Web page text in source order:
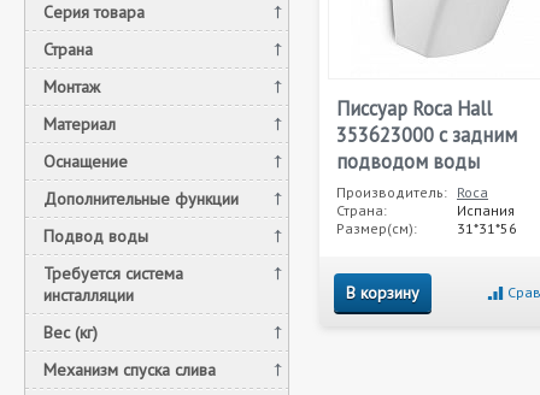
Серия товара
Страна
Монтаж
Материал
Оснащение
Дополнительные функции
Подвод воды
Требуется система
инсталляции
Вес (кг)
Механизм спуска слива
Писсуар Roca Hall
353623000 с задним
подводом воды
Производитель: Roca
Страна:
Испания
Размер(см):
31*31*56
В корзину